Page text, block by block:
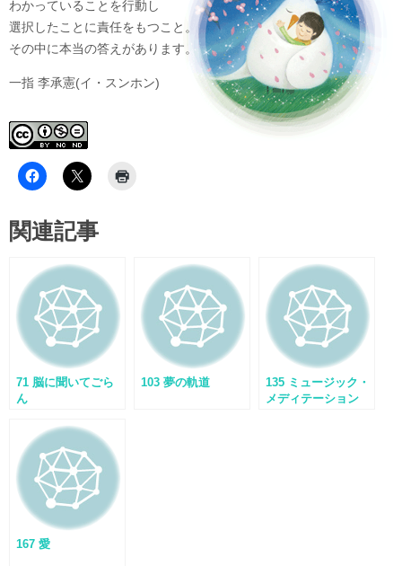
わかっていることを行動し
選択したことに責任をもつこと。
その中に本当の答えがあります。
一指 李承憲(イ・スンホン)
関連記事
71 脳に聞いてごら
ん
103 夢の軌道
135 ミュージック・
メディテーション
167 愛